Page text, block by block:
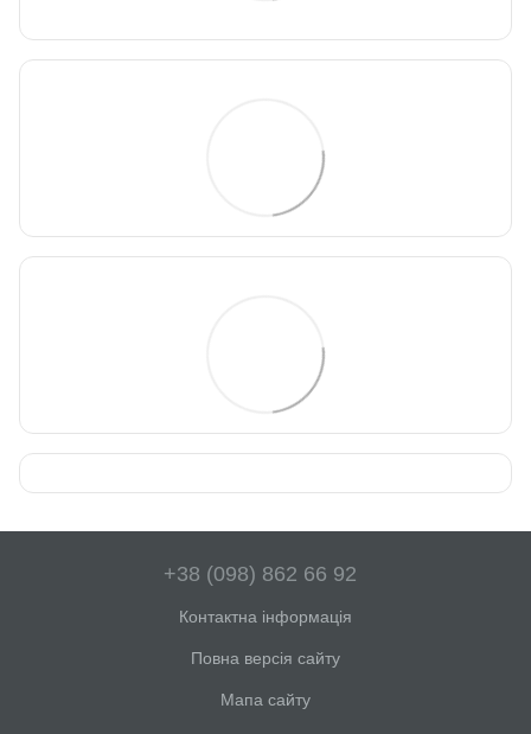
+38 (098) 862 66 92
Контактна інформація
Повна версія сайту
Мапа сайту